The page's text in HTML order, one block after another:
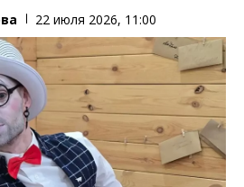
22 июля 2026, 11:00